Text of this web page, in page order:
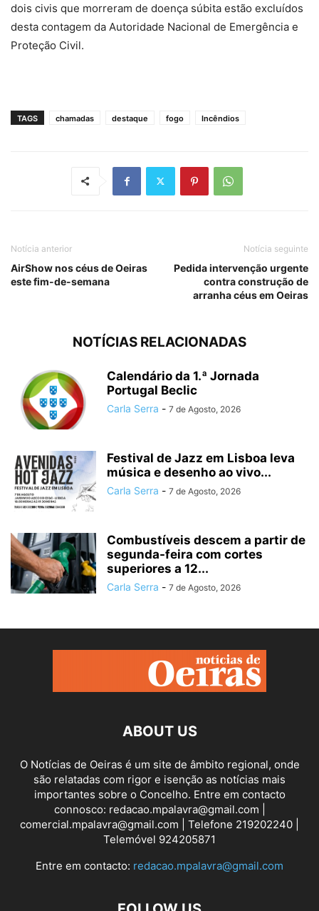
dois civis que morreram de doença súbita estão excluídos
desta contagem da Autoridade Nacional de Emergência e
Proteção Civil.
TAGS chamadas destaque fogo Incêndios
Notícia anterior
AirShow nos céus de Oeiras
este fim-de-semana
Notícia seguinte
Pedida intervenção urgente
contra construção de
arranha céus em Oeiras
NOTÍCIAS RELACIONADAS
Calendário da 1.ª Jornada
Portugal Beclic
Carla Serra - 7 de Agosto, 2026
Festival de Jazz em Lisboa leva
música e desenho ao vivo...
Carla Serra - 7 de Agosto, 2026
Combustíveis descem a partir de
segunda-feira com cortes
superiores a 12...
Carla Serra - 7 de Agosto, 2026
ABOUT US
O Notícias de Oeiras é um site de âmbito regional, onde
são relatadas com rigor e isenção as notícias mais
importantes sobre o Concelho. Entre em contacto
connosco: redacao.mpalavra@gmail.com |
comercial.mpalavra@gmail.com | Telefone 219202240 |
Telemóvel 924205871
Entre em contacto: redacao.mpalavra@gmail.com